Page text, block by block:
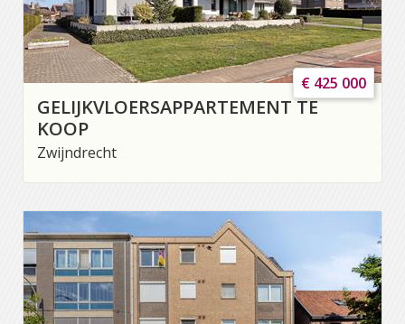
GELIJKVLOERSAPPARTEMENT TE
KOOP
Zwijndrecht
€ 425 000